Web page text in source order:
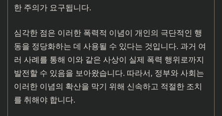
한 주의가 요구됩니다.
심각한 점은 이러한 폭력적 이념이 개인의 극단적인 행
동을 정당화하는 데 사용될 수 있다는 것입니다. 과거 여
러 사례를 통해 이와 같은 사상이 실제 폭력 행위로까지
발전할 수 있음을 보아왔습니다. 따라서, 정부와 사회는
이러한 이념의 확산을 막기 위해 신속하고 적절한 조치
를 취해야 합니다.